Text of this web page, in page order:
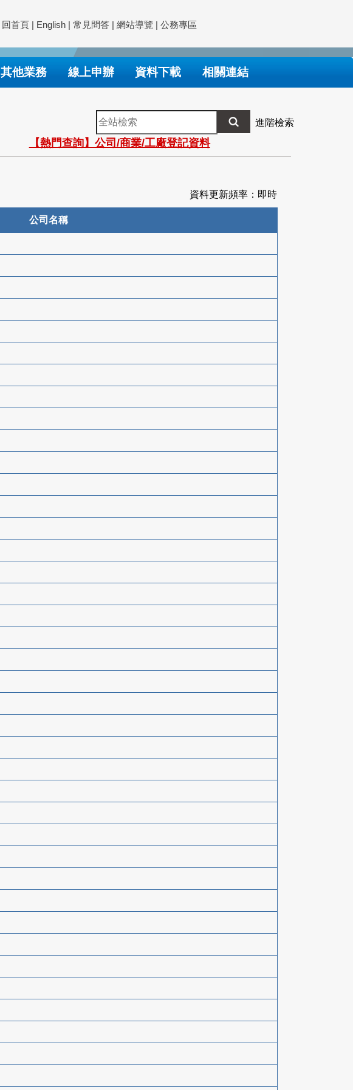
回首頁 | English | 常見問答 | 網站導覽 | 公務專區
其他業務 線上申辦 資料下載 相關連結
全
站
檢
索
進階檢索
【熱門查詢】公司/商業/工廠登記資料
資料更新頻率：即時
公司名稱